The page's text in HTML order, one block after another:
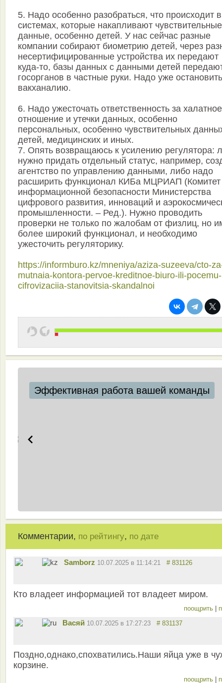
5. Надо особенно разобраться, что происходит в
системах, которые накапливают чувствительные
данные, особенно детей. У нас сейчас разные
компании собирают биометрию детей, через
несертифицированные устройства их передают
куда-то, базы данных с данными детей
госорганов в частные руки. Надо уже
вакханалию.
6. Надо ужесточать ответственность за халатное
отношение и утечки данных, особенно
персональных, особенно чувствительных
детей, медицинских и иных.
7. Опять возвращаюсь к усилению регулятора:
нужно придать отдельный статус, например,
агентство по управлению данными, либо надо
расширить функционал КИБа МЦРИАП (Комитет
информационной безопасности Министерства
цифрового развития, инноваций и
промышленности. – Ред.). Нужно проводить
проверки не только по жалобам от физлиц, но
более широкий функционал, и необходимо
ужесточить регуляторику.
https://informburo.kz/mneniya/aziza-suzeeva/cto-
mutnaia-kontora-pervoe-kreditnoe-biuro-ili-pocemu-
cifrovizaciia-stanovitsia-skandalnoi
Комментарии, по рейтингу, по дате
Samborz 10.07.2025 в 11:14:21 # 831126
Кто владеет информацией тот владеет миром.
поощрить
Васяй 10.07.2025 в 17:27:23 # 831137
Поздно,однако,спохватились.Наши яйца уже в
корзине.
поощрить